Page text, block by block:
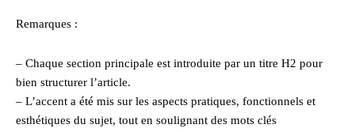
Remarques :
– Chaque section principale est introduite par un titre H2 pour
bien structurer l’article.
– L’accent a été mis sur les aspects pratiques, fonctionnels et
esthétiques du sujet, tout en soulignant des mots clés